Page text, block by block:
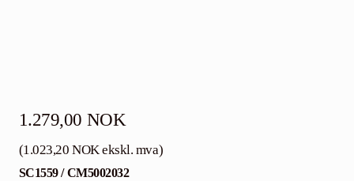
1.279,00 NOK
(1.023,20NOKekskl. mva)
SC1559 / CM5002032